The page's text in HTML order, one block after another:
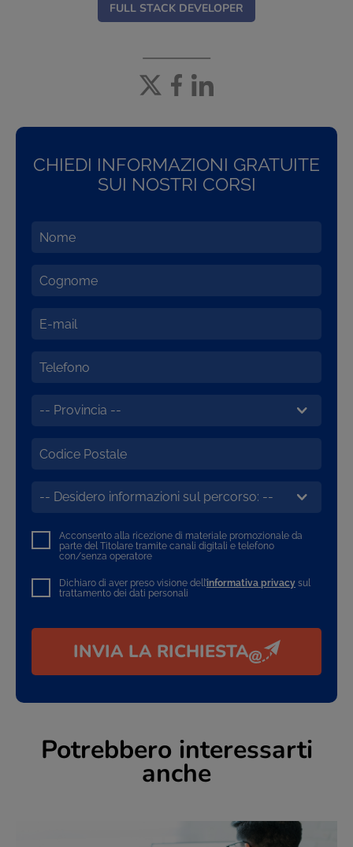
FULL STACK DEVELOPER
CHIEDI INFORMAZIONI GRATUITE
SUI NOSTRI CORSI
Acconsento alla ricezione di materiale promozionale da
parte del Titolare tramite canali digitali e telefono
con/senza operatore
Dichiaro di aver preso visione dell’informativa privacy sul
trattamento dei dati personali
INVIA LA RICHIESTA
Potrebbero interessarti
anche